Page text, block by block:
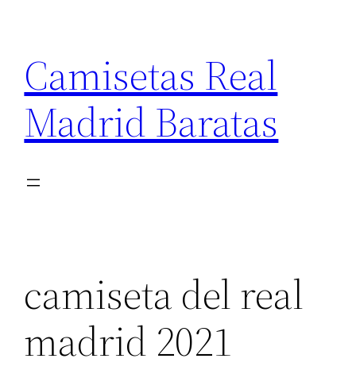
contenido
Camisetas Real
Madrid Baratas
camiseta del real
madrid 2021